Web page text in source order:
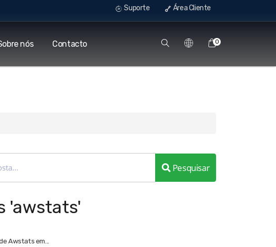
Suporte Área Cliente
nós Contacto 0
Pesquisar
'awstats'
Awstats em...